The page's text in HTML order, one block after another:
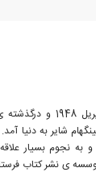
شایر به دنیا